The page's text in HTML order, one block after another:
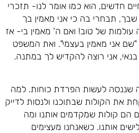
חדשים, הוא כמו אומר לנו- תזכרי
תבחרי בה כי אני מאמין בך
של טוב! ואם ה' מאמין בי- אז
אני מאמין בעצמי". ואת המשפט
אני רוצה להקדיש לך במתנה.
שננסה לעשות הפרדת כוחות. למה
את הקולות שבתוכנו ולנסות לדייק
הם קולות שמקדמים אותנו ומה
אותנו. כשאנחנו מעצימים